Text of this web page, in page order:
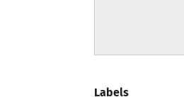
Labels